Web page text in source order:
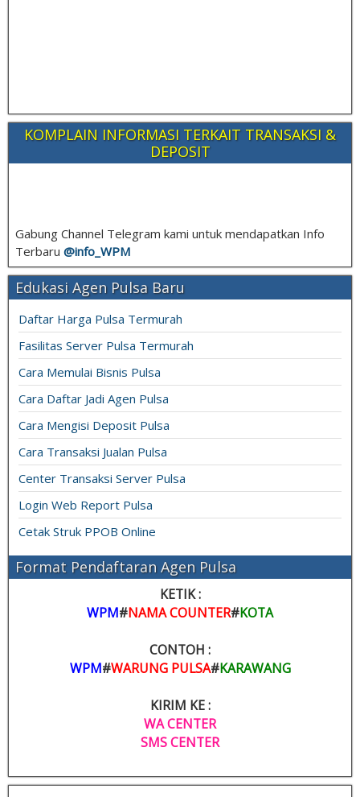
KOMPLAIN INFORMASI TERKAIT TRANSAKSI &
DEPOSIT
Gabung Channel Telegram kami untuk mendapatkan Info
Terbaru @info_ WPM
Edukasi Agen Pulsa Baru
Daftar Harga Pulsa Termurah
Fasilitas Server Pulsa Termurah
Cara Memulai Bisnis Pulsa
Cara Daftar Jadi Agen Pulsa
Cara Mengisi Deposit Pulsa
Cara Transaksi Jualan Pulsa
Center Transaksi Server Pulsa
Login Web Report Pulsa
Cetak Struk PPOB Online
Format Pendaftaran Agen Pulsa
KETIK :
WPM#NAMA COUNTER#KOTA
CONTOH :
WPM#WARUNG PULSA#KARAWANG
KIRIM KE :
WA CENTER
SMS CENTER